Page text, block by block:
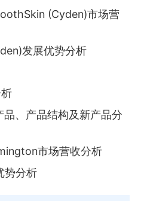
(Cyden)市场营
发展优势分析
、产品结构及新产品分
市场营收分析
势分析